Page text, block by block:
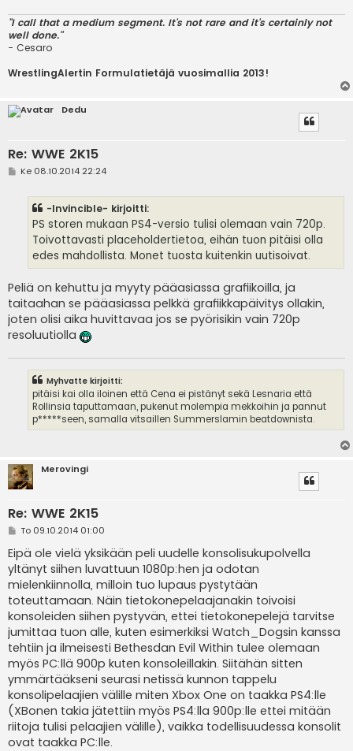
"I call that a medium segment. It's not rare and it's certainly not
well done."
- Cesaro
WrestlingAlertin Formulatietäjä vuosimallia 2013!
Dedu
Re: WWE 2K15
VKe 08.10.2014 22:24
-Invincible- kirjoitti:
PS storen mukaan PS4-versio tulisi olemaan vain 720p.
Toivottavasti placeholdertietoa, eihän tuon pitäisi olla
edes mahdollista. Monet tuosta kuitenkin uutisoivat.
Peliä on kehuttu ja myyty pääasiassa grafiikoilla, ja
taitaahan se pääasiassa pelkkä grafiikkapäivitys ollakin,
joten olisi aika huvittavaa jos se pyörisikin vain 720p
resoluutiolla
Myhvatte kirjoitti:
pitäisi kai olla iloinen että Cena ei pistänyt sekä Lesnaria että
Rollinsia taputtamaan, pukenut molempia mekkoihin ja pannut
p*****seen, samalla vitsaillen Summerslamin beatdownista.
Merovingi
Re: WWE 2K15
V
e
s
t
i
To 09.10.2014 01:00
Eipä ole vielä yksikään peli uudelle konsolisukupolvella
yltänyt siihen luvattuun 1080p:hen ja odotan
mielenkiinnolla, milloin tuo lupaus pystytään
toteuttamaan. Näin tietokonepelaajanakin toivoisi
konsoleiden siihen pystyvän, ettei tietokonepelejä tarvitse
jumittaa tuon alle, kuten esimerkiksi Watch_Dogsin kanssa
tehtiin ja ilmeisesti Bethesdan Evil Within tulee olemaan
myös PC:llä 900p kuten konsoleillakin. Siitähän sitten
ymmärtääkseni seurasi netissä kunnon tappelu
konsolipelaajien välille miten Xbox One on taakka PS4:lle
(XBonen takia jätettiin myös PS4:lla 900p:lle ettei mitään
riitoja tulisi pelaajien välille), vaikka todellisuudessa konsolit
ovat taakka PC:lle.